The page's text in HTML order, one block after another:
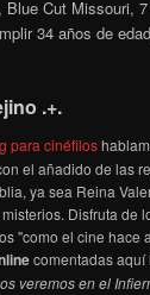
Blue Cut Missouri,
34 años de
.+.
para cinéfilos
el añadido de las
ya sea Reina
misterios. Disfruta de
"como el cine hace
comentadas
veremos en el